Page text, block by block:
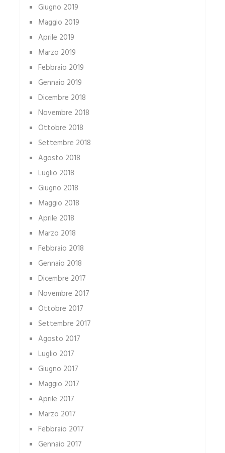
Giugno 2019
Maggio 2019
Aprile 2019
Marzo 2019
Febbraio 2019
Gennaio 2019
Dicembre 2018
Novembre 2018
Ottobre 2018
Settembre 2018
Agosto 2018
Luglio 2018
Giugno 2018
Maggio 2018
Aprile 2018
Marzo 2018
Febbraio 2018
Gennaio 2018
Dicembre 2017
Novembre 2017
Ottobre 2017
Settembre 2017
Agosto 2017
Luglio 2017
Giugno 2017
Maggio 2017
Aprile 2017
Marzo 2017
Febbraio 2017
Gennaio 2017